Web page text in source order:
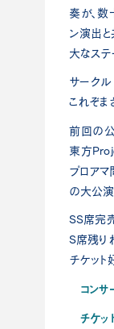
奏が、
ン演出
大なステ
サークル
これぞま
前回の
東方
プロア
の大公演
SS席完売
S席残り
チケット
コンサ
チケッ